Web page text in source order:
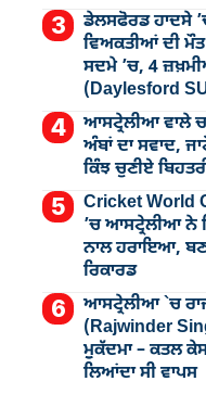
ਡੇਲਸਫੋਰਡ ਹਾਦਸੇ
ਵਿਅਕਤੀਆਂ ਦੀ
ਸਦਮੇ ’ਚ, 4
(Daylesford
ਆਸਟ੍ਰੇਲੀਆ ਵਾਲੇ
ਅੰਬਾਂ ਦਾ ਸਵਾਦ,
ਕਿੰਝ ਚੁਣੀਏ
Cricket World
’ਚ ਆਸਟ੍ਰੇਲੀਆ ਨੇ
ਨਾਲ ਹਰਾਇਆ,
ਰਿਕਾਰਡ
ਆਸਟ੍ਰੇਲੀਆ `ਚ
(Rajwinder
ਮੁੁਕੱਦਮਾ – ਕਤਲ
ਲਿਆਂਦਾ ਸੀ ਵਾਪਸ